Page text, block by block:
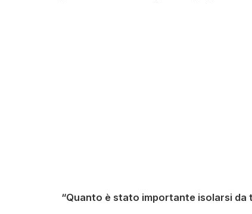
“Quanto è stato importante isolarsi